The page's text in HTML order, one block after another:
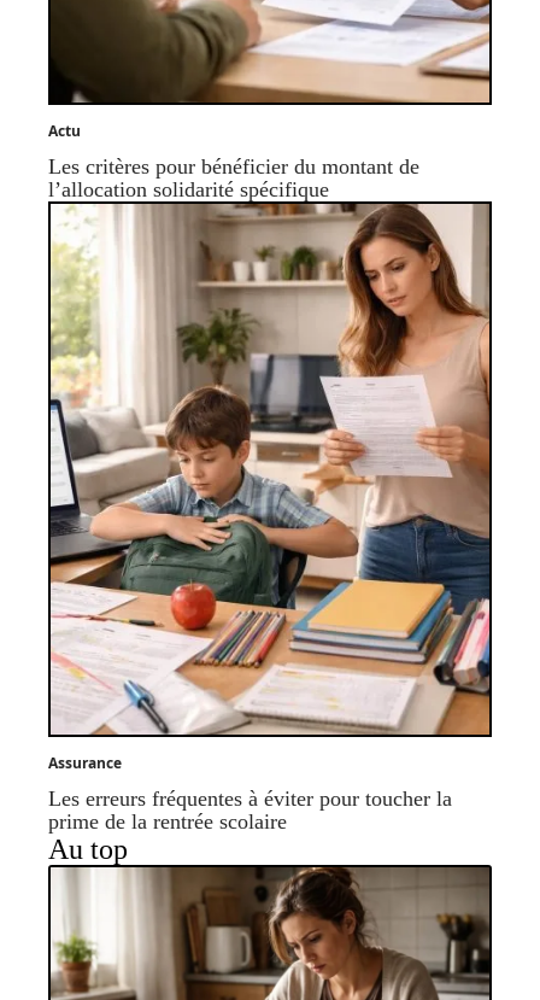
Actu
Les critères pour bénéficier du montant de
l’allocation solidarité spécifique
Assurance
Les erreurs fréquentes à éviter pour toucher la
prime de la rentrée scolaire
Au top